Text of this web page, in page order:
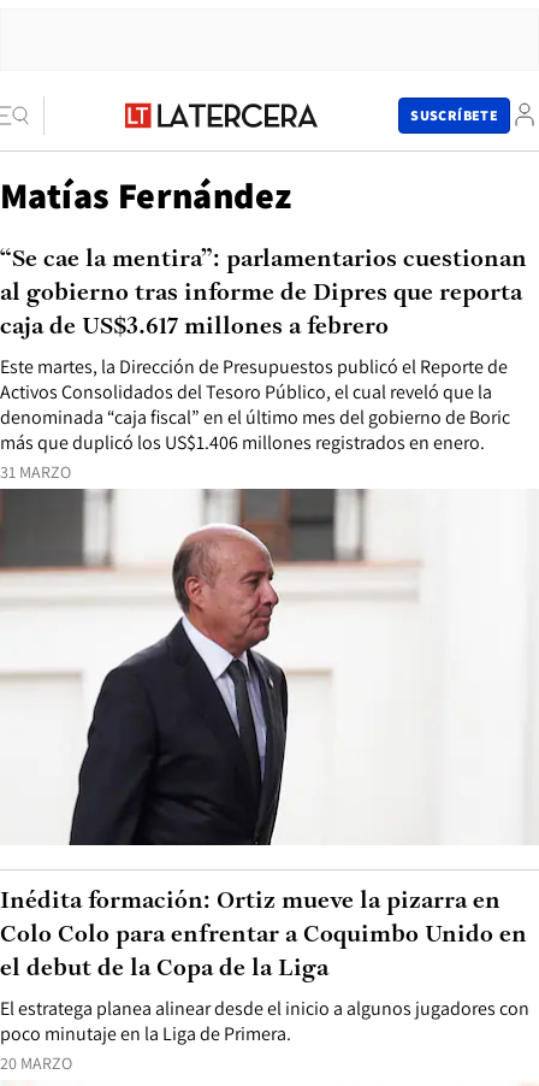
SUSCRÍBETE
Matías Fernández
31 MARZO
Este martes, la Dirección de Presupuestos publicó el Reporte de
Activos Consolidados del Tesoro Público, el cual reveló que la
denominada “caja fiscal” en el último mes del gobierno de Boric
más que duplicó los US$1.406 millones registrados en enero.
“Se cae la mentira”: parlamentarios cuestionan
al gobierno tras informe de Dipres que reporta
caja de US$3.617 millones a febrero
20 MARZO
El estratega planea alinear desde el inicio a algunos jugadores con
poco minutaje en la Liga de Primera.
Inédita formación: Ortiz mueve la pizarra en
Colo Colo para enfrentar a Coquimbo Unido en
el debut de la Copa de la Liga